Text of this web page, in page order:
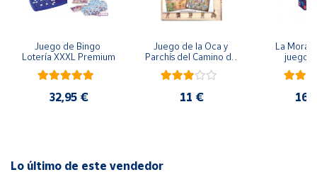
Baleares
Canarias,
Juego de Bingo
Lotería XXXL Premium
32,95 €
Juego de la Oca y
Parchís del Camino de
Santiago
11 €
La
juego
Lo último de este vendedor